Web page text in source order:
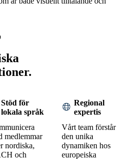
Stöd för
lokala språk
medlemmar
nordiska,
och
Regional
expertis
Vårt team förstår
den unika
dynamiken hos
europeiska